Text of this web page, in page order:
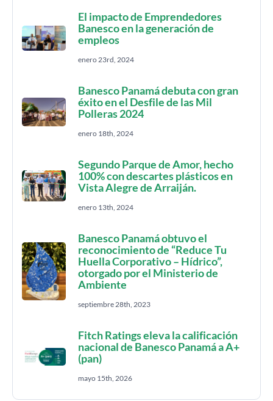
El impacto de Emprendedores
Banesco en la generación de
empleos
enero 23rd, 2024
Banesco Panamá debuta con gran
éxito en el Desfile de las Mil
Polleras 2024
enero 18th, 2024
Segundo Parque de Amor, hecho
100% con descartes plásticos en
Vista Alegre de Arraiján.
enero 13th, 2024
Banesco Panamá obtuvo el
reconocimiento de “Reduce Tu
Huella Corporativo – Hídrico”,
otorgado por el Ministerio de
Ambiente
septiembre 28th, 2023
Fitch Ratings eleva la calificación
nacional de Banesco Panamá a A+
(pan)
mayo 15th, 2026